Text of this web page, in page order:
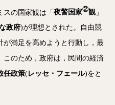
スの国家観は「夜警国家②観 」
政府)が理想とされた。自由競
が満足を高めようと行動し，最
このため，政府は，民間の経済
任政策(レッセ・フェール)をと